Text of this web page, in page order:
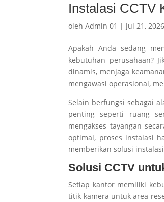
Instalasi CCTV
olehAdmin 01 | Jul 21, 2026
Apakah Anda sedang
kebutuhan perusahaan?
dinamis, menjaga
mengawasi operasional,
Selain berfungsi sebagai
penting seperti ruang
mengakses tayangan
optimal, proses instalasi
memberikan solusi
Solusi CCTV
Setiap kantor memiliki
titik kamera untuk area